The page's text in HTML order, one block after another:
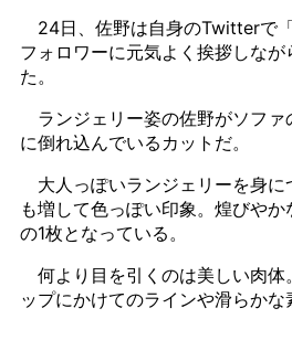
24日、佐野は自身のTwitterで
フォロワーに元気よく挨拶しなが
た。
ランジェリー姿の佐野がソファ
に倒れ込んでいるカットだ。
大人っぽいランジェリーを身に
も増して色っぽい印象。煌びや
の1枚となっている。
何より目を引くのは美しい肉体
ップにかけてのラインや滑らかな